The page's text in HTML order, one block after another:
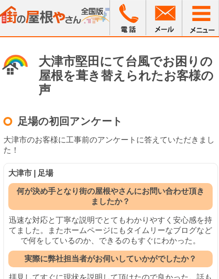
大津市堅田にて台風でお困りの
屋根を葺き替えられたお客様の
声
足場の初回アンケート
大津市のお客様に工事前のアンケートに答えていただきまし
た！
大津市 | 足場
何が決め手となり街の屋根やさんにお問い合わせ頂き
ましたか？
迅速な対応と丁寧な説明でとてもわかりやすく安心感を持
てました。またホームページにもタイムリーなブログなど
で何をしているのか、できるのもすぐにわかった。
実際に弊社担当者がお伺いしていかがでしたか？
拝見してすぐに現状を説明して頂けたので良かった。話も